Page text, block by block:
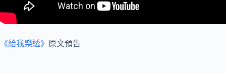
《給我樂透》 原文預告